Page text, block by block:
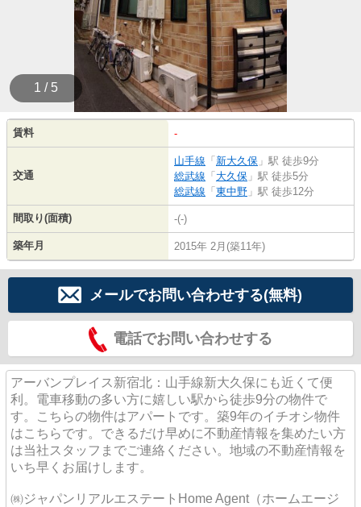
1 / 5
賃料 -
交通
山手線 「 新大久保 」駅 徒歩9分
総武線 「 大久保 」駅 徒歩5分
総武線 「 東中野 」駅 徒歩12分
間取り(面積) -(-)
築年月 2015年 2月(築11年)
メールでお問い合わせする(無料)
電話でお問い合わせする
アーバンプレイス新宿北：山手線新大久保にも近くて便
利。電車移動の多い方に嬉しい駅から徒歩9分の物件で
す。こちらの物件はアパートです。築9年のイチオシ物件
はこちらです。できるだけ早めに不動産情報を集めたい方
は当社スタッフまでご連絡ください。地域の不動産情報を
いち早くお届けします。
㈱ジャパンリアルエステートHome Agent（ホームエージ